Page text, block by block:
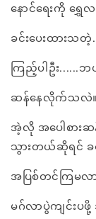
နောင်ရေးကို ရွှေ
ခင်းပေးထားသတဲ့
ကြည့်ပါဦး......
ဆန်နေလိုက်သလဲ။
အဲ့လို အပေါစား
သွားတယ်ဆိုရင် ခ
အပြစ်တင်ကြမလာ
မဂ်လာပွဲကျင်းပ